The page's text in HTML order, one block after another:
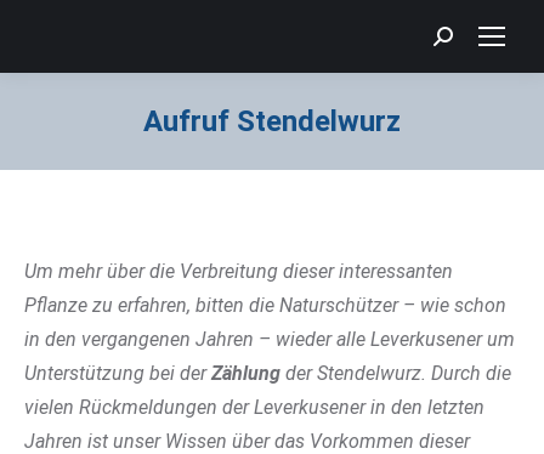
Search:
Aufruf Stendelwurz
Um mehr über die Verbreitung dieser interessanten
Pflanze zu erfahren, bitten die Naturschützer – wie schon
in den vergangenen Jahren – wieder alle Leverkusener um
Unterstützung bei derZählung der Stendelwurz. Durch die
vielen Rückmeldungen der Leverkusener in den letzten
Jahren ist unser Wissen über das Vorkommen dieser